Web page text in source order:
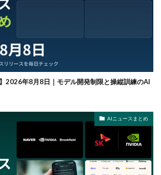
2026年8月8日｜モデル開発制限と操縦訓練のAI
AIニュースまとめ